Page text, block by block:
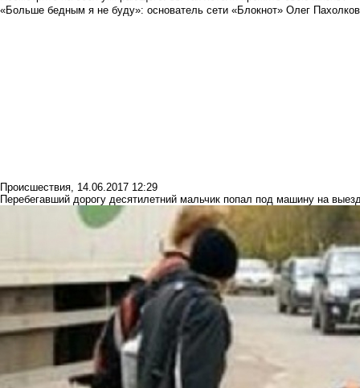
«Больше бедным я не буду»: основатель сети «Блокнот» Олег Пахолков
Происшествия, 14.06.2017 12:29
Перебегавший дорогу десятилетний мальчик попал под машину на